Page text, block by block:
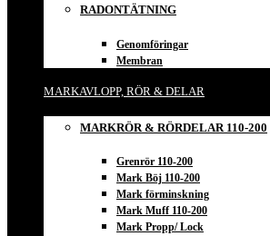
RADONTÄTNING
Genomföringar
Membran
MARKAVLOPP, RÖR & DELAR
MARKRÖR & RÖRDELAR 110-200
Grenrör 110-200
Mark Böj 110-200
Mark förminskning
Mark Muff 110-200
Mark Propp/ Lock